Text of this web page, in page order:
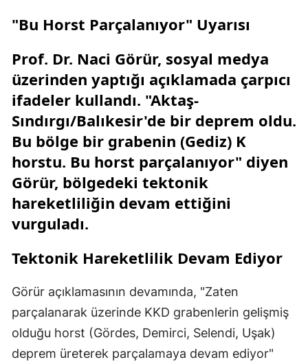
"Bu Horst Parçalanıyor" Uyarısı
Prof. Dr. Naci Görür, sosyal medya
üzerinden yaptığı açıklamada çarpıcı
ifadeler kullandı. "Aktaş-
Sındırgı/Balıkesir'de bir deprem oldu.
Bu bölge bir grabenin (Gediz) K
horstu. Bu horst parçalanıyor" diyen
Görür, bölgedeki tektonik
hareketliliğin devam ettiğini
vurguladı.
Tektonik Hareketlilik Devam Ediyor
Görür açıklamasının devamında, "Zaten
parçalanarak üzerinde KKD grabenlerin gelişmiş
olduğu horst (Gördes, Demirci, Selendi, Uşak)
deprem üreterek parçalamaya devam ediyor"